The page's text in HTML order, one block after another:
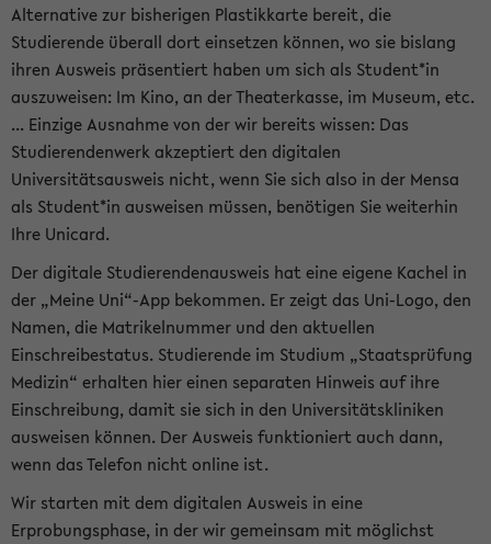
Alternative zur bisherigen Plastikkarte bereit, die
Studierende überall dort einsetzen können, wo sie bislang
ihren Ausweis präsentiert haben um sich als Student*in
auszuweisen: Im Kino, an der Theaterkasse, im Museum, etc.
... Einzige Ausnahme von der wir bereits wissen: Das
Studierendenwerk akzeptiert den digitalen
Universitätsausweis nicht, wenn Sie sich also in der Mensa
als Student*in ausweisen müssen, benötigen Sie weiterhin
Ihre Unicard.
Der digitale Studierendenausweis hat eine eigene Kachel in
der „Meine Uni“-App bekommen. Er zeigt das Uni-Logo, den
Namen, die Matrikelnummer und den aktuellen
Einschreibestatus. Studierende im Studium „Staatsprüfung
Medizin“ erhalten hier einen separaten Hinweis auf ihre
Einschreibung, damit sie sich in den Universitätskliniken
ausweisen können. Der Ausweis funktioniert auch dann,
wenn das Telefon nicht online ist.
Wir starten mit dem digitalen Ausweis in eine
Erprobungsphase, in der wir gemeinsam mit möglichst